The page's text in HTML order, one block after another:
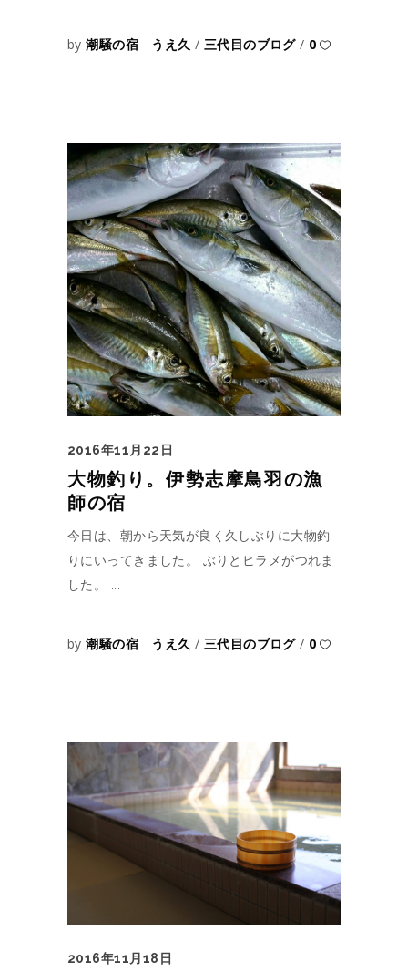
by潮騒の宿 うえ久 三代目のブログ 0
2016年11月22日
大物釣り。伊勢志摩鳥羽の漁
師の宿
今日は、朝から天気が良く久しぶりに大物釣
りにいってきました。 ぶりとヒラメがつれま
した。
by潮騒の宿 うえ久 三代目のブログ 0
2016年11月18日